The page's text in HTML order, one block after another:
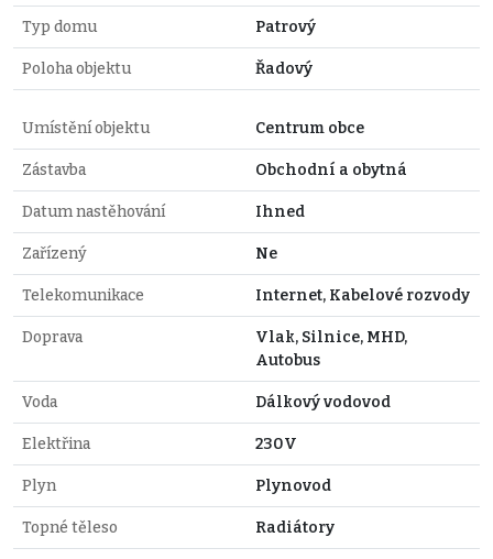
Typ domu Patrový
Poloha objektu Řadový
Umístění objektu Centrum obce
Zástavba Obchodní a obytná
Datum nastěhování Ihned
Zařízený Ne
Telekomunikace Internet, Kabelové rozvody
Doprava
Vlak, Silnice, MHD,
Autobus
Voda Dálkový vodovod
Elektřina 230V
Plyn Plynovod
Topné těleso Radiátory